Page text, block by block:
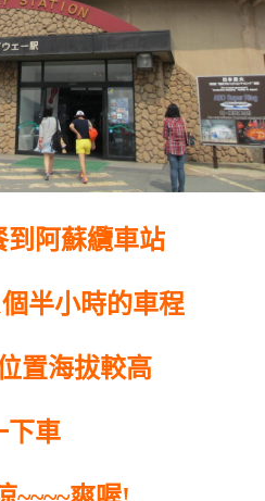
到阿蘇纜車站
半小時的車程
置海拔較高
下車